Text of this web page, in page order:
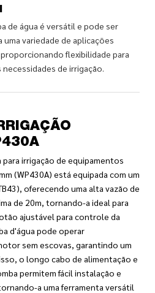
de água é versátil e pode ser
uma variedade de aplicações
flexibilidade para
de irrigação.
para irrigação de equipamentos
(WP430A) está equipada com um
oferecendo uma alta vazão de
de 20m, tornando-a ideal para
ajustável para controle da
d'água pode operar
sem escovas, garantindo um
o longo cabo de alimentação e
permitem fácil instalação e
a uma ferramenta versátil